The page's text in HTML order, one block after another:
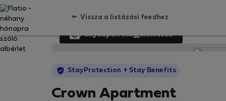
Vissza a listázási feedhez
Fényképek megjelenítése
StayProtection + Stay Benefits
Crown Apartment